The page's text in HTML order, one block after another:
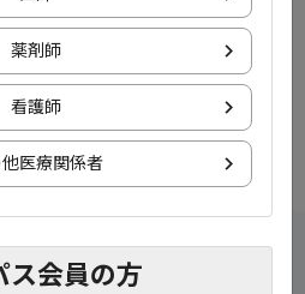
ご参照いただけます。
薬剤師
看護師
医療関係者
ス会員の方